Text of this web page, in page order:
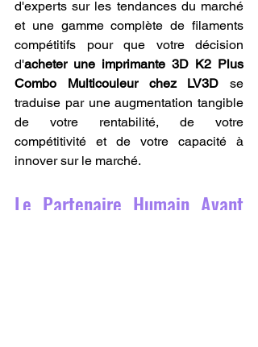
d'experts sur les tendances du marché
et une gamme complète de filaments
compétitifs pour que votre décision
d'acheter une imprimante 3D K2 Plus
Combo Multicouleur chez LV3D se
traduise par une augmentation tangible
de votre rentabilité, de votre
compétitivité et de votre capacité à
innover sur le marché.
Le Partenaire Humain Avant